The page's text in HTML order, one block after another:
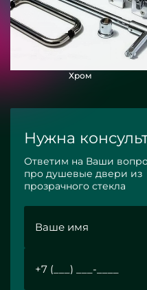
Хром
Нужна
Ответим на Ваши
про душевые двери из
прозрачного стекла